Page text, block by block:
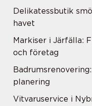
Delikatessbutik
havet
Markiser i Järfälla:
och företag
planering
Vitvaruservice i